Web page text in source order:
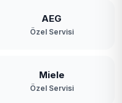
AEG
Özel Servisi
Miele
Özel Servisi